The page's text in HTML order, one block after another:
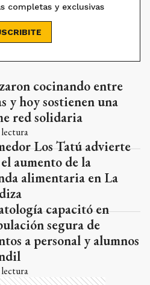
completas y exclusivas
cocinando entre
y hoy sostienen una
red solidaria
lectura
Los Tatú advierte
aumento de la
alimentaria en La
capacitó en
segura de
a personal y alumnos
lectura